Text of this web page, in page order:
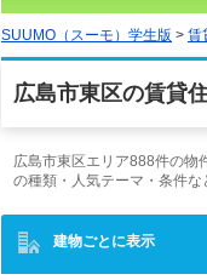
SUUMO（スーモ）学生版 > 賃
広島市東区の賃貸
広島市東区エリア888件の物
の種類・人気テーマ・条件
建物ごとに表示